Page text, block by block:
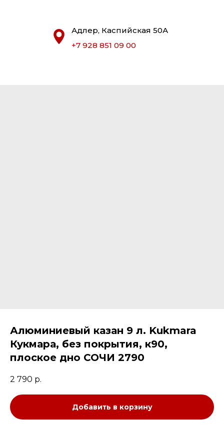
Адлер, Каспийская 50А
+7 928 851 09 00
Алюминиевый казан 9 л. Kukmara
Кукмара, без покрытия, к90,
плоское дно СОЧИ 2790
2 790 р.
Добавить в корзину